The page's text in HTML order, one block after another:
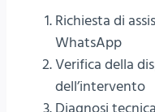
Richiesta di
WhatsApp
Verifica della
dell’intervento